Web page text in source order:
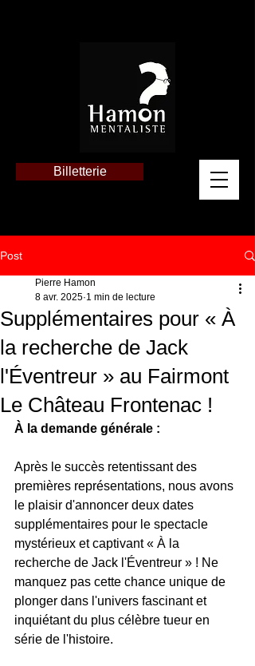
Billetterie
Post
Supplémentaires pour « À
la recherche de Jack
l'Éventreur » au Fairmont
Le Château Frontenac !
Pierre Hamon
8 avr. 2025 1 min de lecture
À la demande générale :
Après le succès retentissant des
premières représentations, nous avons
le plaisir d'annoncer deux dates
supplémentaires pour le spectacle
mystérieux et captivant « À la
recherche de Jack l'Éventreur » ! Ne
manquez pas cette chance unique de
plonger dans l'univers fascinant et
inquiétant du plus célèbre tueur en
série de l'histoire.